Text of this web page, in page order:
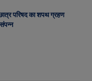
परिषद का शपथ ग्रहण